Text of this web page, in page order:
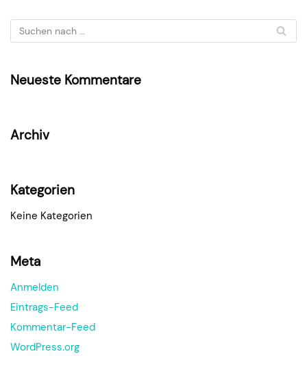
Neueste Kommentare
Archiv
Kategorien
Keine Kategorien
Meta
Anmelden
Eintrags-Feed
Kommentar-Feed
WordPress.org